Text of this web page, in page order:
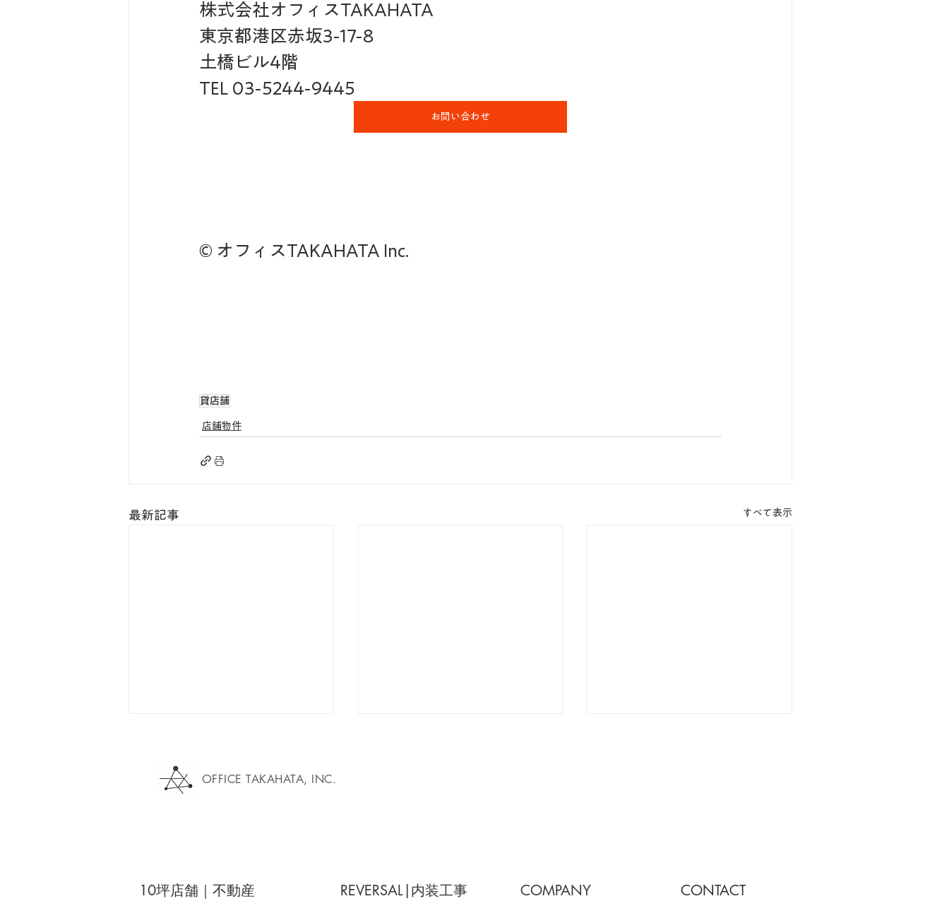
株式会社オフィスTAKAHATA
東京都港区赤坂3-17-8
土橋ビル4階
TEL 03-5244-9445
お問い合わせ
© オフィスTAKAHATA Inc.
貸店舗
店舗物件
最新記事 すべて表示
灯りを。
軒を。14坪から始める、小さ
る。20坪から始まる、自分ら
OFFICE TAKAHATA, INC.
10坪店舗｜不動産 REVERSAL|内装工事 COMPANY CONTACT